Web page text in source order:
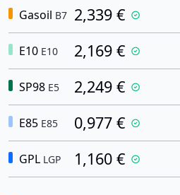
Gasoil B7 2,339 €
E10 E10 2,169 €
SP98 E5 2,249 €
E85 E85 0,977 €
GPL LGP 1,160 €